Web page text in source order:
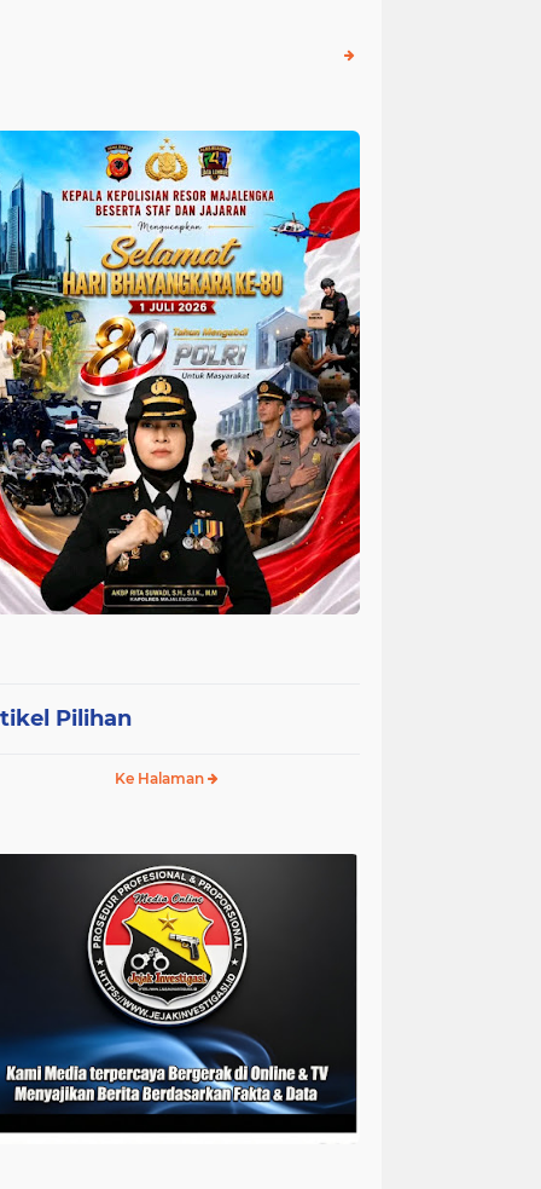
Pilihan
Ke Halaman